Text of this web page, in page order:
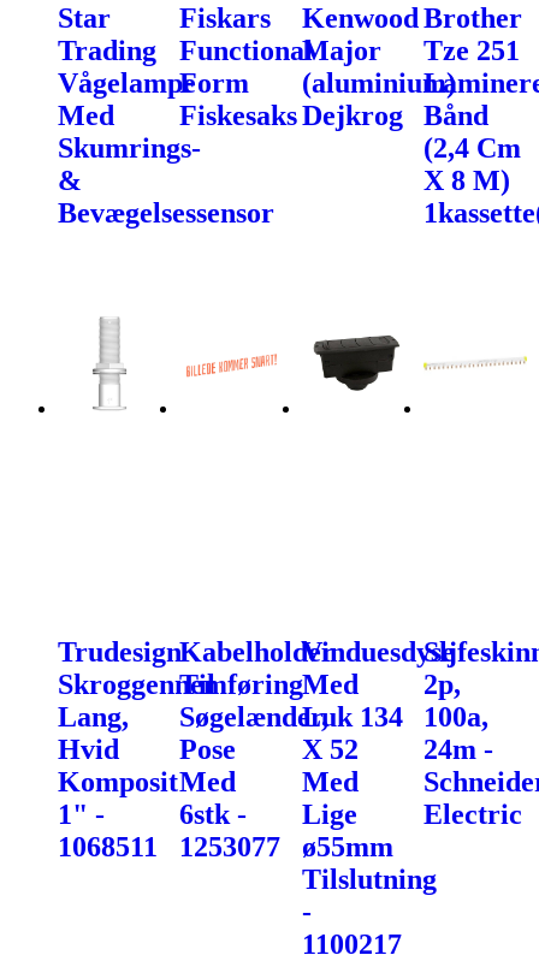
Star
Trading
Vågelampe
Med
Skumrings-
&
Bevægelsessensor
Fiskars
Functional
Form
Fiskesaks
Kenwood
Major
(aluminium)
Dejkrog
Brother
Tze 251
Bånd
(2,4 Cm
X 8 M)
Trudesign
Skroggennemføring
Lang,
Hvid
Komposit
1" -
1068511
Kabelholder
Til
Søgelænder,
Pose
Med
6stk -
1253077
Vinduesdyse
Med
Luk 134
X 52
Med
Lige
ø55mm
Tilslutning
-
1100217
2p,
100a,
24m -
Electric